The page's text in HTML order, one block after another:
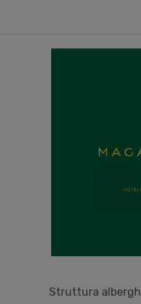
Struttura